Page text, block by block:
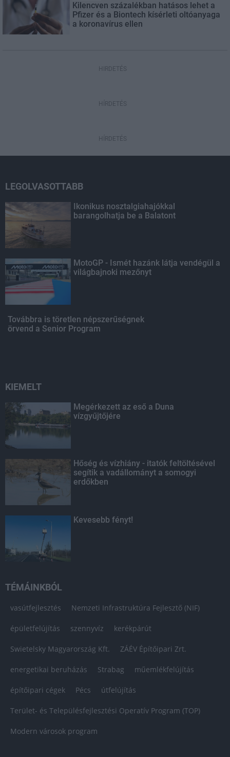
Kilencven százalékban hatásos lehet a
Pfizer és a Biontech kísérleti oltóanyaga
a koronavírus ellen
HIRDETÉS
HÍRDETÉS
HÍRDETÉS
LEGOLVASOTTABB
Ikonikus nosztalgiahajókkal
barangolhatja be a Balatont
MotoGP - Ismét hazánk látja vendégül a
világbajnoki mezőnyt
Továbbra is töretlen népszerűségnek
örvend a Senior Program
KIEMELT
Megérkezett az eső a Duna
vízgyűjtőjére
Hőség és vízhiány - itatók feltöltésével
segítik a vadállományt a somogyi
erdőkben
Kevesebb fényt!
TÉMÁINKBÓL
vasútfejlesztés Nemzeti Infrastruktúra Fejlesztő (NIF)
épületfelújítás szennyvíz kerékpárút
Swietelsky Magyarország Kft. ZÁÉV Építőipari Zrt.
energetikai beruházás Strabag műemlékfelújítás
építőipari cégek Pécs útfelújítás
Terület- és Településfejlesztési Operatív Program (TOP)
Modern városok program